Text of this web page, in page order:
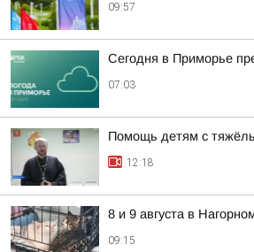
09:57
Сегодня в Приморье
07:03
Помощь детям с
12:18
8 и 9 августа в
09:15